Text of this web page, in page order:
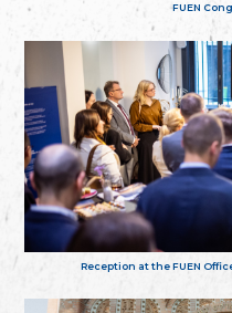
FUEN
Reception at the FUEN